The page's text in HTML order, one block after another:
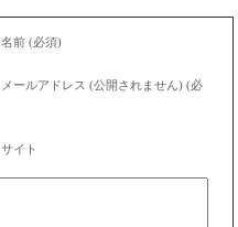
名前 (必須)
メールアドレス (公開されません) (必
サイト